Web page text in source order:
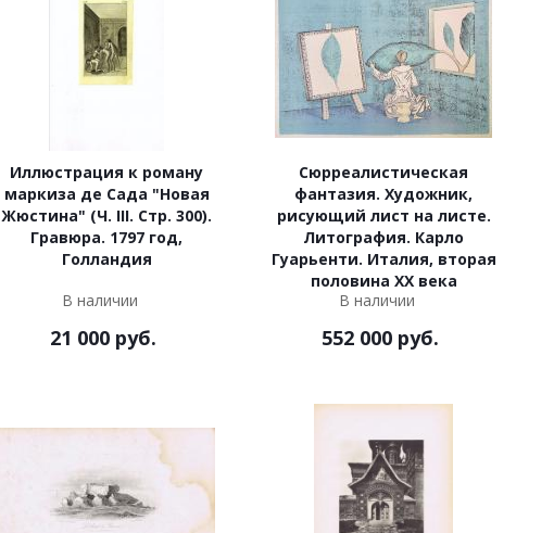
Иллюстрация к роману
маркиза де Сада "Новая
Жюстина" (Ч. III. Стр. 300).
Гравюра. 1797 год,
Голландия
В наличии
21 000руб.
Сюрреалистическая
фантазия. Художник,
рисующий лист на листе.
Литография. Карло
Гуарьенти. Италия, вторая
половина XX века
В наличии
552 000руб.